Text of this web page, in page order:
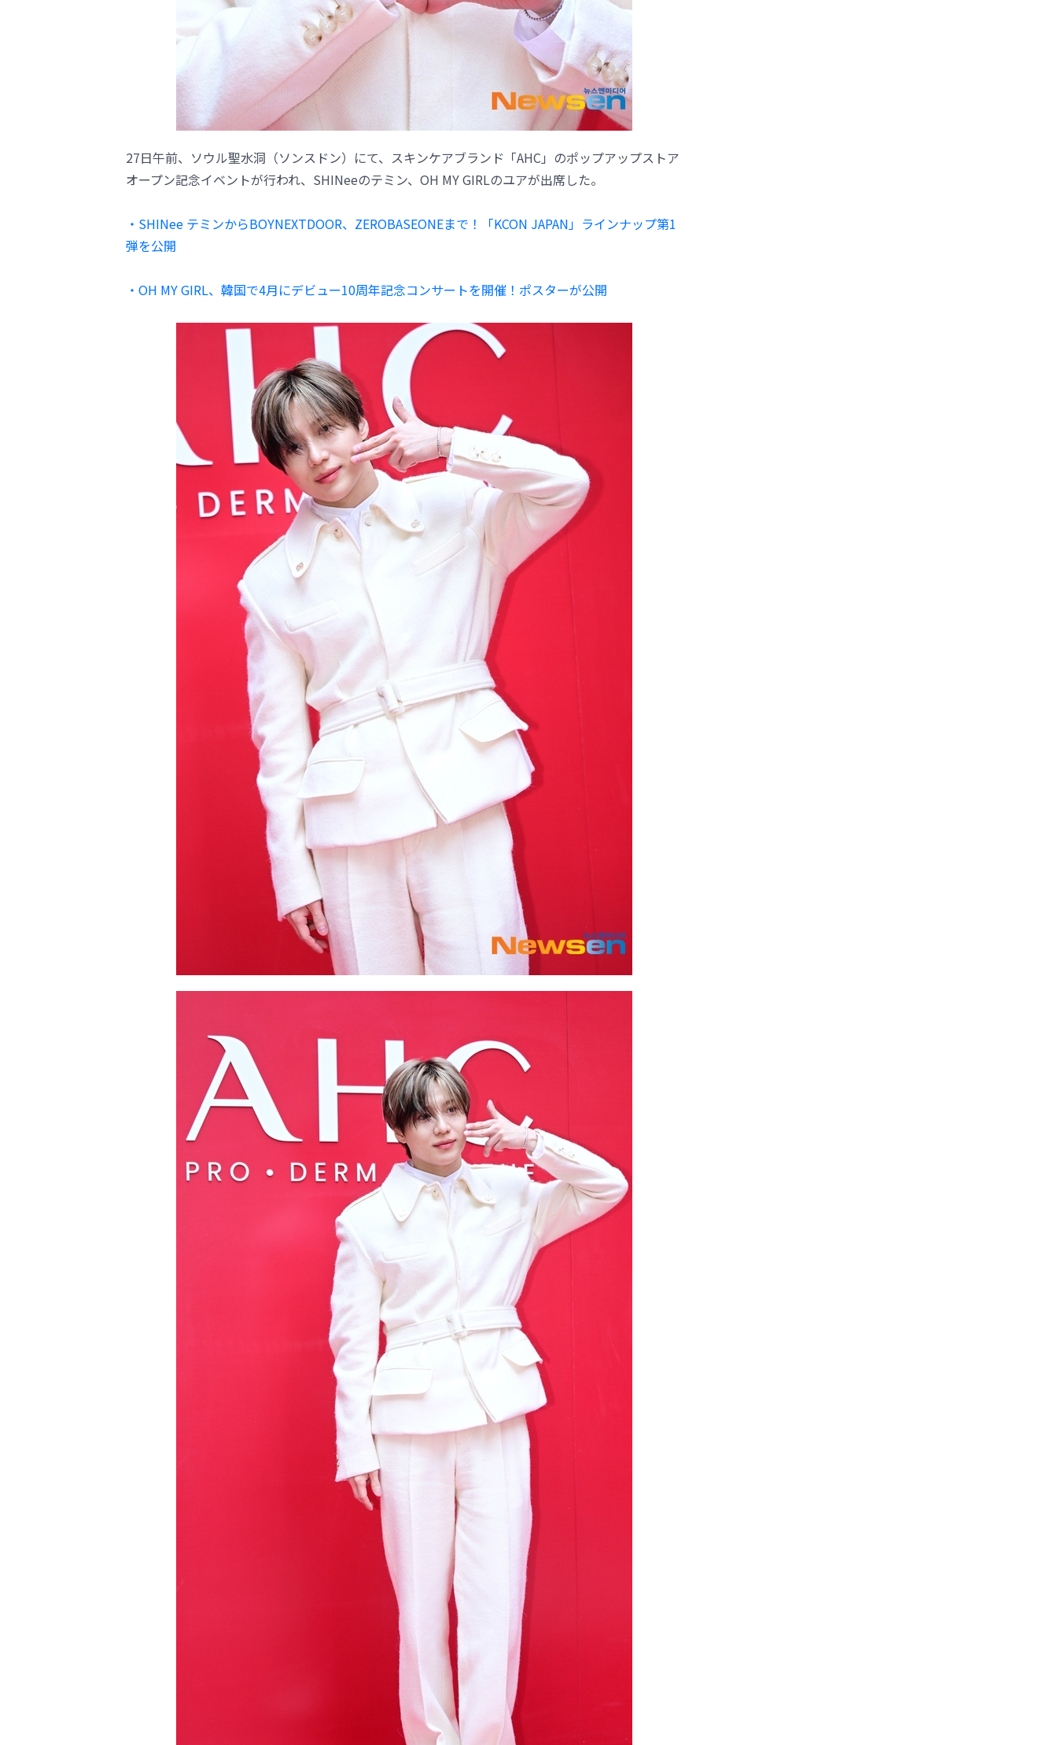
27日午前、ソウル聖水洞（ソンスドン）にて、スキンケアブランド「AHC」のポップアップストア
オープン記念イベントが行われ、SHINeeのテミン、OH MY GIRLのユアが出席した。
・SHINee テミンからBOYNEXTDOOR、ZEROBASEONEまで！「KCON JAPAN」ラインナップ第1
弾を公開
・OH MY GIRL、韓国で4月にデビュー10周年記念コンサートを開催！ポスターが公開